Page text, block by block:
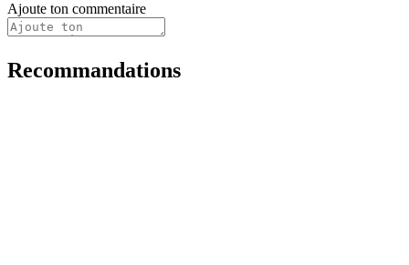
Ajoute ton commentaire
Recommandations